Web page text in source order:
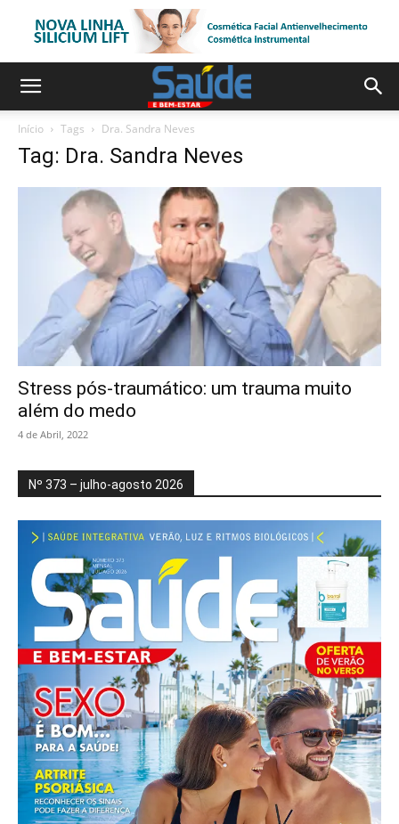
Início Tags Dra. Sandra Neves
Tag: Dra. Sandra Neves
Stress pós-traumático: um trauma muito
além do medo
4 de Abril, 2022
Nº 373 – julho-agosto 2026